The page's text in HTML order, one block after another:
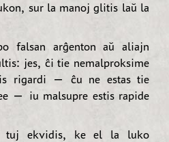
sur la manoj glitis laŭ la
falsan arĝenton aŭ aliajn
jes, ĉi tie nemalproksime
rigardi — ĉu ne estas tie
— iu malsupre estis rapide
tuj ekvidis, ke el la luko